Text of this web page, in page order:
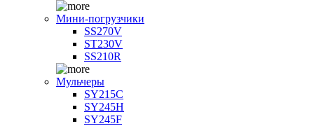
Мини-погрузчики
SS270V
ST230V
SS210R
Мульчеры
SY215C
SY245H
SY245F